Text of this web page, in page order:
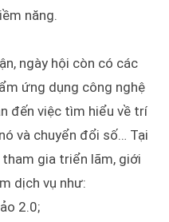
năng.
ngày hội còn có các
ứng dụng công nghệ
đến việc tìm hiểu về trí
và chuyển đổi số… Tại
gia triển lãm, giới
dịch vụ như:
2.0;